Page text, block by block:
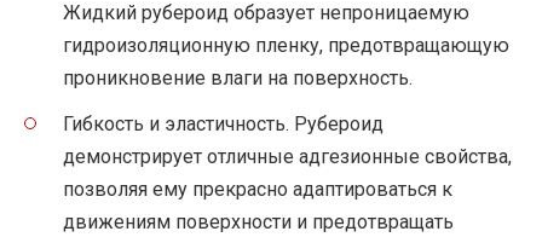
Жидкий рубероид образует непроницаемую
гидроизоляционную пленку, предотвращающую
проникновение влаги на поверхность.
Гибкость и эластичность. Рубероид
демонстрирует отличные адгезионные свойства,
позволяя ему прекрасно адаптироваться к
движениям поверхности и предотвращать